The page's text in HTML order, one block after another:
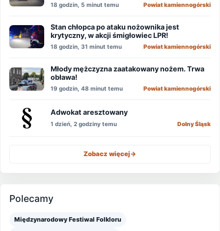
18 godzin, 5 minut temu Powiat kamiennogórski
Stan chłopca po ataku nożownika jest
krytyczny, w akcji śmigłowiec LPR!
18 godzin, 31 minut temu Powiat kamiennogórski
Młody mężczyzna zaatakowany nożem. Trwa
obława!
19 godzin, 48 minut temu Powiat kamiennogórski
Adwokat aresztowany
1 dzień, 2 godziny temu Dolny Śląsk
Zobacz więcej->
Polecamy
Międzynarodowy Festiwal Folkloru